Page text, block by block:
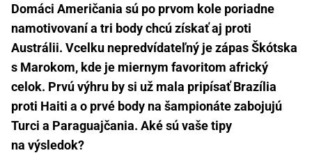
Domáci Američania sú po prvom kole poriadne
namotivovaní a tri body chcú získať aj proti
Austrálii. Vcelku nepredvídateľný je zápas Škótska
s Marokom, kde je miernym favoritom africký
celok. Prvú výhru by si už mala pripísať Brazília
proti Haiti a o prvé body na šampionáte zabojujú
Turci a Paraguajčania. Aké sú vaše tipy
na výsledok?